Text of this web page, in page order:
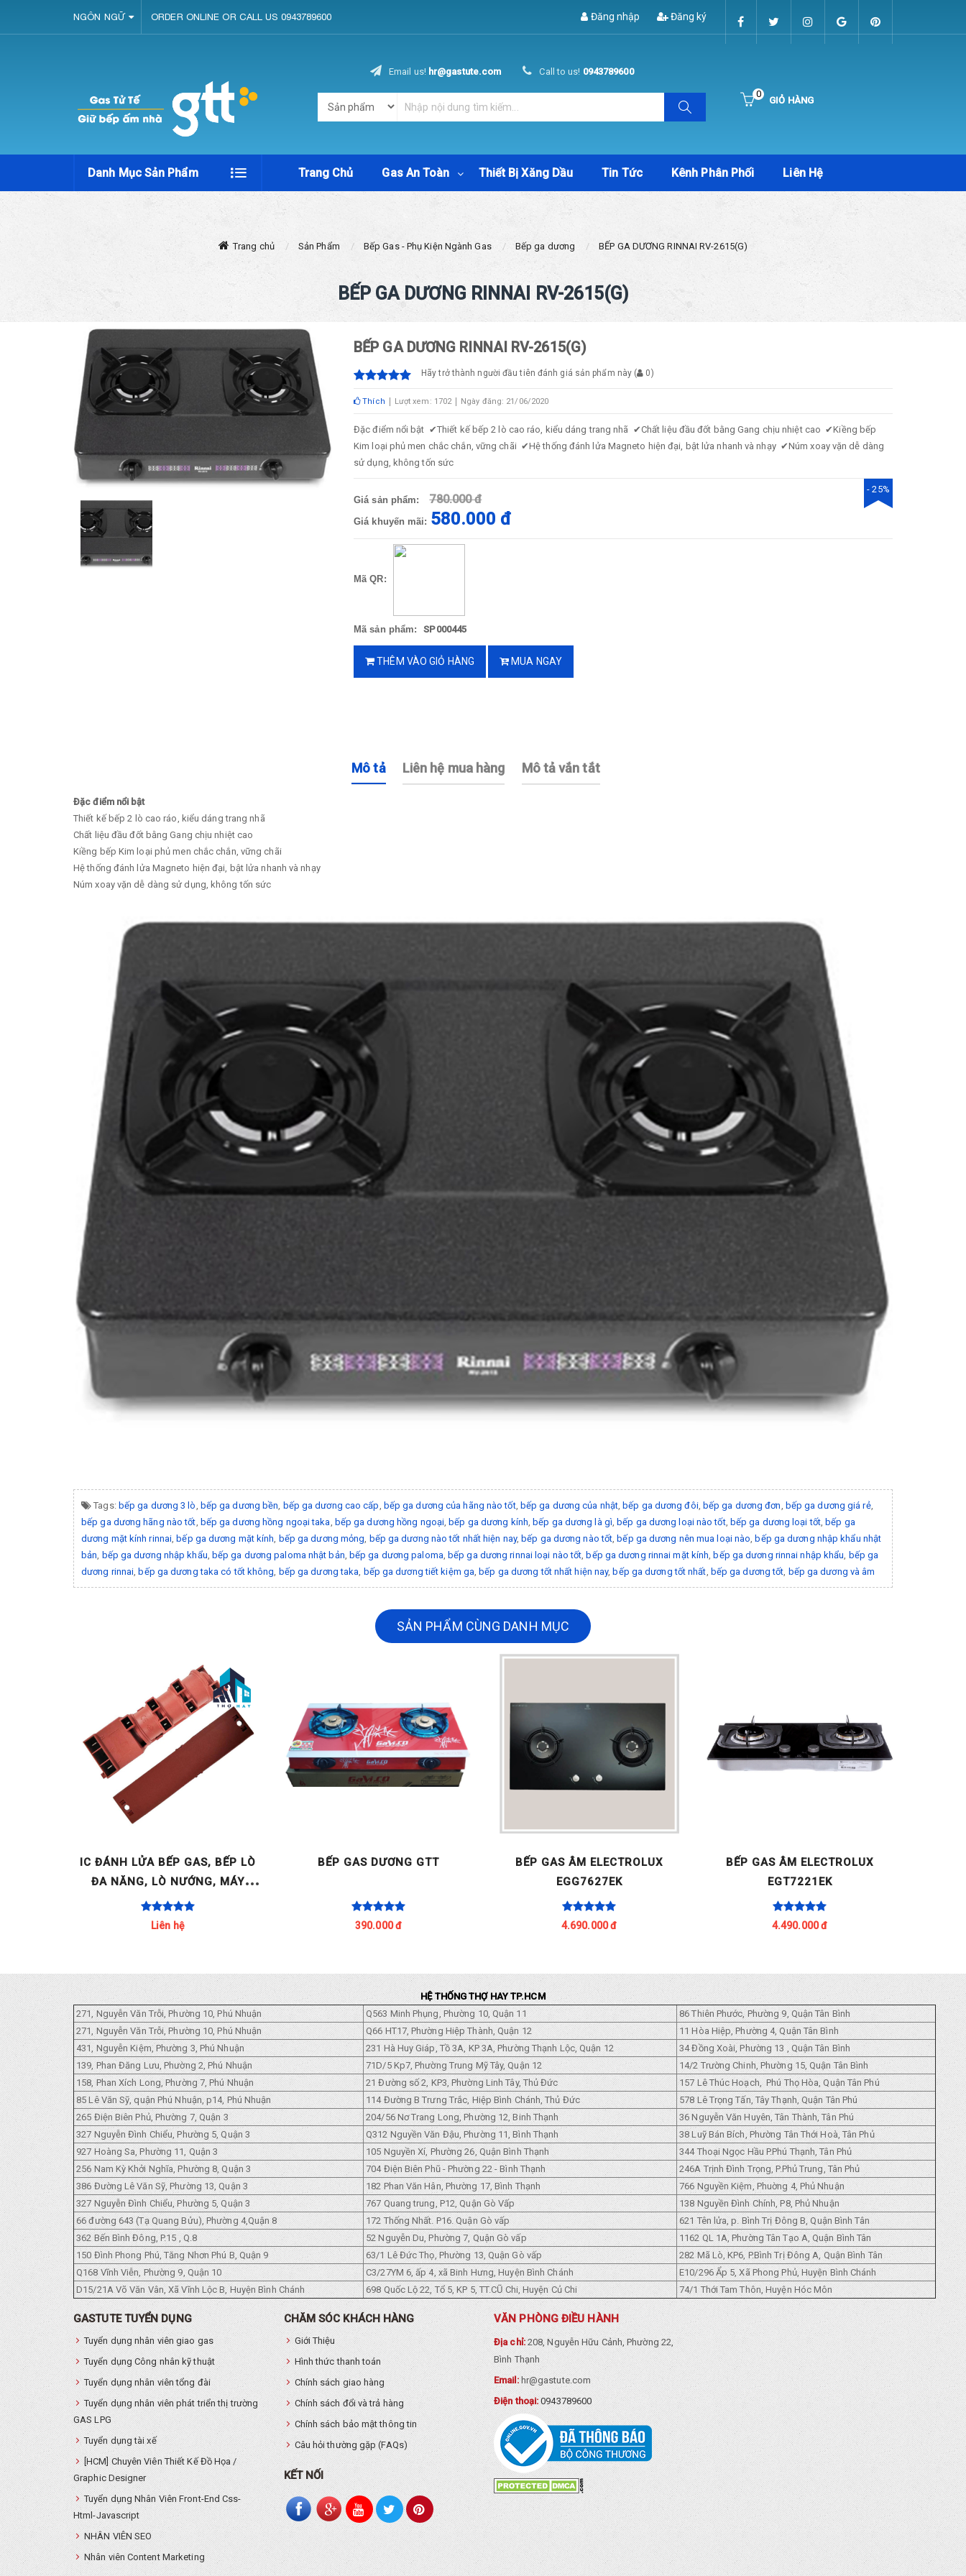
NGÔN NGỮ ORDER ONLINE OR CALL US 0943789600 Đăng nhập Đăng ký
Email us! hr@gastute.com Call to us! 0943789600
GIỎ HÀNG
0
Danh Mục Sản Phẩm Trang Chủ Gas An Toàn Thiết Bị Xăng Dầu Tin Tức Kênh Phân Phối Liên Hệ
Trang chủ Sản Phẩm Bếp Gas - Phụ Kiện Ngành Gas Bếp ga dương BẾP GA DƯƠNG RINNAI RV-2615(G)
BẾP GA DƯƠNG RINNAI RV-2615(G)
BẾP GA DƯƠNG RINNAI RV-2615(G)
Hãy trở thành người đầu tiên đánh giá sản phẩm này ( 0)
Thích Lượt xem: 1702 Ngày đăng: 21/06/2020
Đặc điểm nổi bật ✔Thiết kế bếp 2 lò cao ráo, kiểu dáng trang nhã ✔Chất liệu đầu đốt bằng Gang chịu nhiệt cao ✔Kiềng bếp
Kim loại phủ men chắc chắn, vững chãi ✔Hệ thống đánh lửa Magneto hiện đại, bật lửa nhanh và nhạy ✔Núm xoay vặn dễ dàng
sử dụng, không tốn sức
Giá sản phẩm: 780.000 đ
Giá khuyến mãi: 580.000 đ
- 25%
Mã QR:
Mã sản phẩm: SP000445
THÊM VÀO GIỎ HÀNG MUA NGAY
Mô tả Liên hệ mua hàng Mô tả vắn tắt
Đặc điểm nổi bật
Thiết kế bếp 2 lò cao ráo, kiểu dáng trang nhã
Chất liệu đầu đốt bằng Gang chịu nhiệt cao
Kiềng bếp Kim loại phủ men chắc chắn, vững chãi
Hệ thống đánh lửa Magneto hiện đại, bật lửa nhanh và nhạy
Núm xoay vặn dễ dàng sử dụng, không tốn sức
Tags: bếp ga dương 3 lò bếp ga dương bền bếp ga dương cao cấp bếp ga dương của hãng nào tốt, bếp ga dương của nhật, bếp ga dương đôi, bếp ga dương đơn bếp ga dương giá rẻ,
bếp ga dương hãng nào tốt bếp ga dương hồng ngoại taka bếp ga dương hồng ngoại bếp ga dương kính bếp ga dương là gì bếp ga dương loại nào tốt, bếp ga dương loại tốt, bếp ga
dương mặt kính rinnai bếp ga dương mặt kính bếp ga dương mỏng bếp ga dương nào tốt nhất hiện nay, bếp ga dương nào tốt bếp ga dương nên mua loại nào bếp ga dương nhập khẩu nhật
bản
bếp ga dương nhập khẩu bếp ga dương paloma nhật bản bếp ga dương paloma bếp ga dương rinnai loại nào tốt bếp ga dương rinnai mặt kính bếp ga dương rinnai nhập khẩu
bếp ga
dương rinnai bếp ga dương taka có tốt không bếp ga dương taka bếp ga dương tiết kiệm ga bếp ga dương tốt nhất hiện nay, bếp ga dương tốt nhất bếp ga dương tốt bếp ga dương và âm
SẢN PHẨM CÙNG DANH MỤC
IC ĐÁNH LỬA BẾP GAS, BẾP LÒ
ĐA NĂNG, LÒ NƯỚNG, MÁY
NƯỚC NÓNG GAS.. ITALY AC 220-
240V 2 LÒ / 4 LÒ / [...]
Liên hệ
BẾP GAS DƯƠNG GTT
390.000 đ
BẾP GAS ÂM ELECTROLUX
EGG7627EK
4.690.000 đ
BẾP GAS ÂM ELECTROLUX
EGT7221EK
4.490.000 đ
HỆ THỐNG THỢ HAY TP.HCM
271, Nguyễn Văn Trỗi, Phường 10, Phú Nhuận
Q563 Minh Phụng, Phường 10, Quận 11
86 Thiên Phước, Phường 9, Quận Tân Bình
271, Nguyễn Văn Trỗi, Phường 10, Phú Nhuận
Q66 HT17, Phường Hiệp Thành, Quận 12
11 Hòa Hiệp, Phường 4, Quận Tân Bình
431, Nguyễn Kiệm, Phường 3, Phú Nhuận
231 Hà Huy Giáp, Tồ 3A, KP 3A, Phường Thạnh Lộc, Quận 12
34 Đồng Xoài, Phường 13 , Quận Tân Bình
139, Phan Đăng Lưu, Phường 2, Phú Nhuận
71D/5 Kp7, Phường Trung Mỹ Tây, Quận 12
14/2 Trường Chinh, Phường 15, Quận Tân Bình
158, Phan Xích Long, Phường 7, Phú Nhuận
21 Đường số 2, KP3, Phường Linh Tây, Thủ Đức
157 Lê Thúc Hoạch, Phú Thọ Hòa, Quận Tân Phú
85 Lê Văn Sỹ, quận Phú Nhuận, p14, Phú Nhuận
114 Đường B Trưng Trắc, Hiệp Bình Chánh, Thủ Đức
578 Lê Trọng Tấn, Tây Thạnh, Quận Tân Phú
265 Điện Biên Phủ, Phường 7, Quận 3
204/56 Nơ Trang Long, Phường 12, Binh Thạnh
36 Nguyễn Văn Huyên, Tân Thành, Tân Phú
327 Nguyễn Đình Chiểu, Phường 5, Quận 3
Q312 Nguyền Văn Đậu, Phường 11, Bình Thạnh
38 Luỹ Bán Bích, Phường Tân Thới Hoà, Tân Phủ
927 Hoàng Sa, Phường 11, Quận 3
105 Nguyền Xí, Phường 26, Quận Bình Thạnh
344 Thoại Ngọc Hầu P.Phú Thạnh, Tân Phủ
256 Nam Kỳ Khởi Nghĩa, Phường 8, Quận 3
704 Điện Biên Phũ - Phường 22 - Bình Thạnh
246A Trịnh Đình Trọng, P.Phủ Trung, Tân Phủ
386 Đường Lê Văn Sỹ, Phường 13, Quận 3
182 Phan Văn Hân, Phường 17, Bình Thạnh
766 Nguyền Kiệm, Phuờng 4, Phủ Nhuận
327 Nguyễn Đình Chiểu, Phường 5, Quận 3
767 Quang trung, P12, Quận Gò Vấp
138 Nguyền Đình Chính, P8, Phủ Nhuận
66 đường 643 (Tạ Quang Bửu), Phường 4,Quận 8
172 Thống Nhất. P16. Quận Gò vấp
621 Tên lửa, p. Bình Trị Đông B, Quận Bình Tân
362 Bến Bình Đông, P.15 , Q.8
52 Nguyễn Du, Phường 7, Quận Gò vấp
1162 QL 1A, Phường Tân Tạo A, Quận Bình Tân
150 Đình Phong Phú, Tăng Nhơn Phú B, Quận 9
63/1 Lê Đức Thọ, Phường 13, Quận Gò vấp
282 Mã Lò, KP6, P.Bình Trị Đông A, Quận Bình Tân
Q168 Vĩnh Viễn, Phường 9, Quận 10
C3/27YM 6, ấp 4, xã Binh Hưng, Huyện Bình Chánh
E10/296 Ẩp 5, Xã Phong Phủ, Huyện Bình Chánh
D15/21A Võ Văn Vân, Xã Vĩnh Lộc B, Huyện Bình Chánh
698 Quốc Lộ 22, Tổ 5, KP 5, TT.CŨ Chi, Huyện Củ Chi 74/1 Thới Tam Thôn, Huyện Hóc Môn
GASTUTE TUYỂN DỤNG
Tuyển dụng nhân viên giao gas
Tuyển dụng Công nhân kỹ thuật
Tuyển dụng nhân viên tổng đài
Tuyển dụng nhân viên phát triển thị trường
GAS LPG
Tuyển dụng tài xế
[HCM] Chuyên Viên Thiết Kế Đồ Họa /
Graphic Designer
Tuyển dụng Nhân Viên Front-End Css-
Html-Javascript
NHÂN VIÊN SEO
Nhân viên Content Marketing
CHĂM SÓC KHÁCH HÀNG
Giới Thiệu
Hình thức thanh toán
Chính sách giao hàng
Chính sách đổi và trả hàng
Chính sách bảo mật thông tin
Câu hỏi thường gặp (FAQs)
KẾT NỐI
VĂN PHÒNG ĐIỀU HÀNH
Địa chỉ:208, Nguyễn Hữu Cảnh, Phường 22,
Bình Thạnh
Email: hr@gastute.com
Điện thoại:0943789600